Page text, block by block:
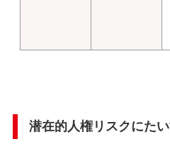
潜在的人権リスクにた